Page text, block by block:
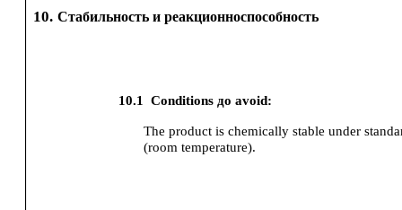
10. Стабильность и реакционноспособность
10.1 Conditions до avoid:
The product is chemically stable under
(room temperature).